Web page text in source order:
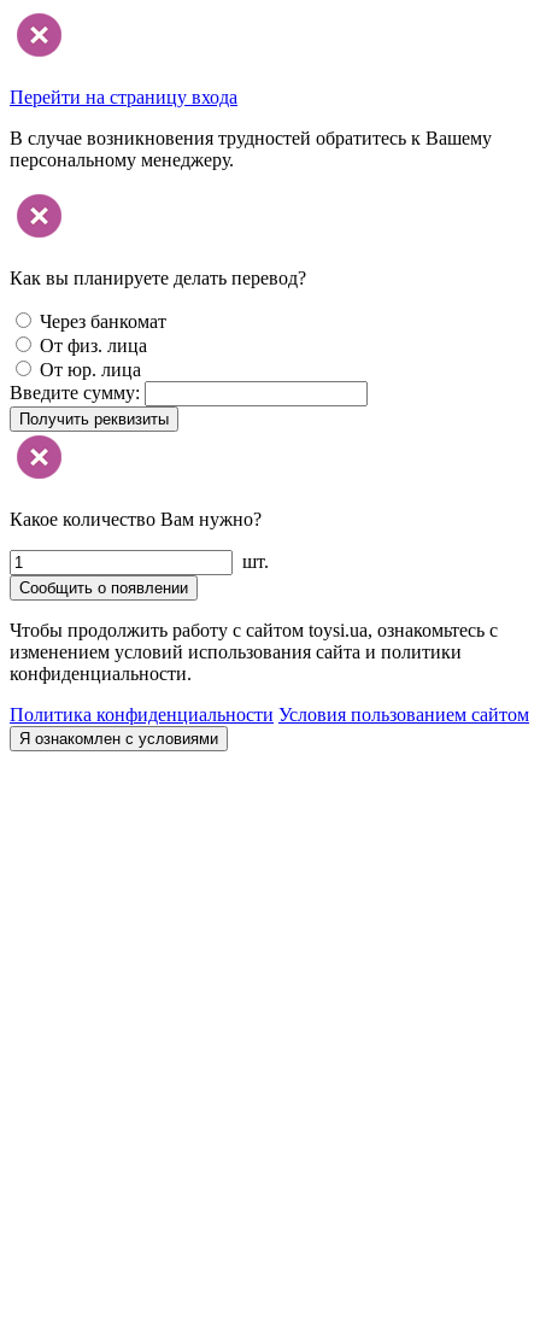
Перейти на страницу входа
В случае возникновения трудностей обратитесь к Вашему
персональному менеджеру.
Как вы планируете делать перевод?
Через банкомат
От физ. лица
От юр. лица
Введите сумму:
Получить реквизиты
Какое количество Вам нужно?
шт.
Сообщить о появлении
Чтобы продолжить работу с сайтом toysi.ua, ознакомьтесь с
изменением условий использования сайта и политики
конфиденциальности.
Политика конфиденциальности Условия пользованием сайтом
Я ознакомлен с условиями